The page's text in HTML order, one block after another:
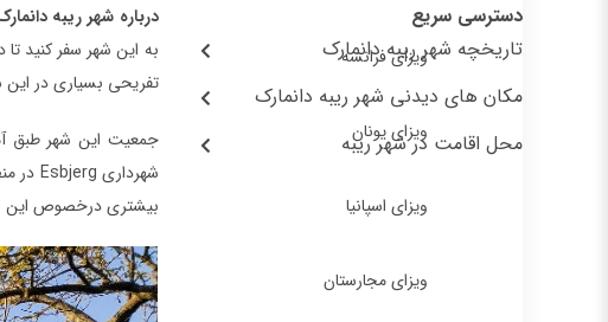
ویزای فرانسه
ویزای یونان
ویزای اسپانیا
ویزای مجارستان
دسترسی سریع
تاریخچه شهر ریبه دانمارک
مکان‌ های دیدنی شهر ریبه دانمارک
محل اقامت در شهر ریبه
درباره شهر ریبه
تفریحی بسیاری در
بیشتری درخصوص این